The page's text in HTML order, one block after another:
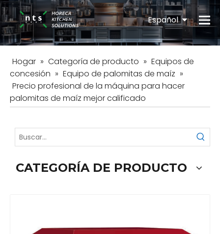
Español
English
Hogar » Categoría de producto » Equipos de
concesión » Equipo de palomitas de maíz »
Precio profesional de la máquina para hacer
palomitas de maíz mejor calificado
CATEGORÍA DE PRODUCTO